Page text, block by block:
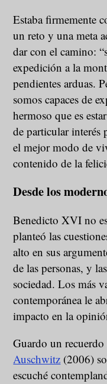
Estaba firmemente
un reto y una meta
dar con el camino:
expedición a la
pendientes arduas.
somos capaces de
hermoso que es
de particular interés
el mejor modo de
contenido de la
Desde los
Benedicto XVI no
planteó las
alto en sus
de las personas, y
sociedad. Los más
contemporánea le
impacto en la
Guardo un recuerdo
Auschwitz (2006)
escuché